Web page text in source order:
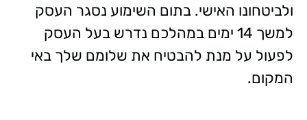
ולביטחונו האישי. בתום השימוע נסגר העסק
למשך 14 ימים במהלכם נדרש בעל העסק
לפעול על מנת להבטיח את שלומם שלך באי
המקום.